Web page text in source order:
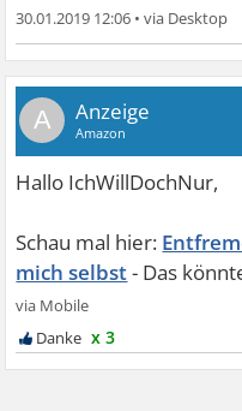
30.01.2019 12:06 •
A
mich selbst
x 3